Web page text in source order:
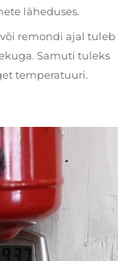
läheduses.
remondi ajal tuleb
Samuti tuleks
temperatuuri.